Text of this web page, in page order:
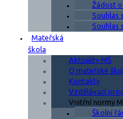
Žádost
Souhlas
Souhlas
Mateřská
škola
Aktuality MŠ
O mateřské
Kontakty
Vzdělávací
Vnitřní normy
Školní